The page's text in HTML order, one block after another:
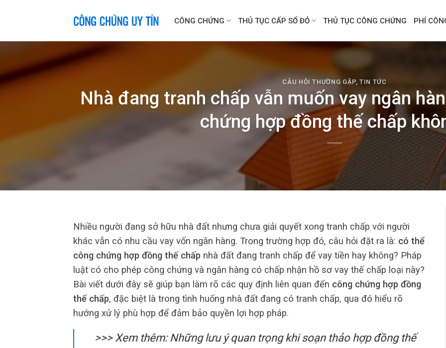
CÔNG CHỨNG THỦ TỤC CẤP SỔ ĐỎ THỦ TỤC CÔNG CHỨNG PHÍ
CÂU HỎI THƯỜNG GẶP,TIN TỨC
Nhà đang tranh chấp vẫn muốn vay ngân
chứng hợp đồng thế chấp
Nhiều người đang sở hữu nhà đất nhưng chưa giải quyết xong tranh chấp với người
khác vẫn có nhu cầu vay vốn ngân hàng. Trong trường hợp đó, câu hỏi đặt ra là: có thể
công chứng hợp đồng thế chấp nhà đất đang tranh chấp để vay tiền hay không? Pháp
luật có cho phép công chứng và ngân hàng có chấp nhận hồ sơ vay thế chấp loại này?
Bài viết dưới đây sẽ giúp bạn làm rõ các quy định liên quan đến công chứng hợp đồng
thế chấp, đặc biệt là trong tình huống nhà đất đang có tranh chấp, qua đó hiểu rõ
hướng xử lý phù hợp để đảm bảo quyền lợi hợp pháp.
>>> Xem thêm: Những lưu ý quan trọng khi soạn thảo hợp đồng thế